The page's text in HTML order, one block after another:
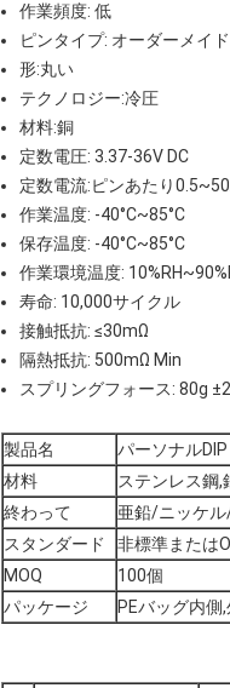
作業頻度: 低
ピンタイプ: オーダーメイド
形:丸い
テクノロジー:冷圧
材料:銅
定数電圧: 3.37-36V DC
定数電流:ピンあたり
作業温度: -40°C~85°C
保存温度: -40°C~85°C
作業環境温度:
寿命: 10,000サイクル
接触抵抗: ≤30mΩ
隔熱抵抗: 500mΩ Min
スプリングフォース: 80g
製品名
パーソナル
材料
ステンレス鋼,
終わって
亜鉛/ニッケ
スタンダード
非標準または
MOQ
100個
パッケージ
PEバッグ内